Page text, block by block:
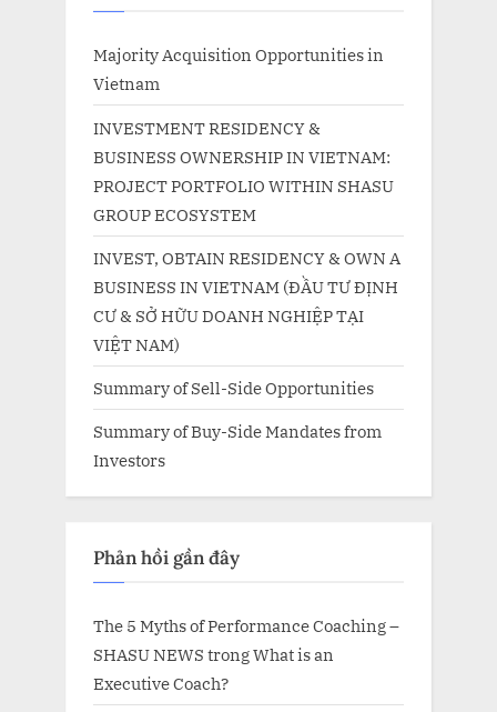
Majority Acquisition Opportunities in
Vietnam
INVESTMENT RESIDENCY &
BUSINESS OWNERSHIP IN VIETNAM:
PROJECT PORTFOLIO WITHIN SHASU
GROUP ECOSYSTEM
INVEST, OBTAIN RESIDENCY & OWN A
BUSINESS IN VIETNAM (ĐẦU TƯ ĐỊNH
CƯ & SỞ HỮU DOANH NGHIỆP TẠI
VIỆT NAM)
Summary of Sell-Side Opportunities
Summary of Buy-Side Mandates from
Investors
Phản hồi gần đây
The 5 Myths of Performance Coaching –
SHASU NEWS trongWhat is an
Executive Coach?